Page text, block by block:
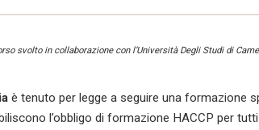
svolto in collaborazione con l’Università Degli Studi di
è tenuto per legge a seguire una formazione
l’obbligo di formazione HACCP per